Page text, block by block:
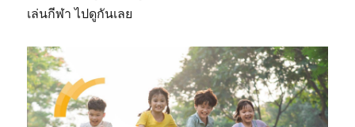
เล่นกีฬา ไปดูกันเลย